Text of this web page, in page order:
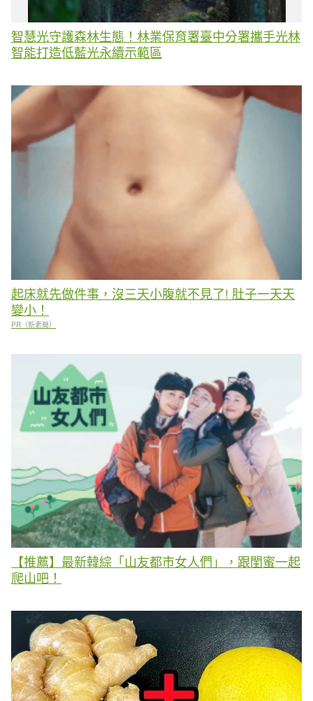
智慧光守護森林生態！林業保育署臺中分署攜手光林
智能打造低藍光永續示範區
起床就先做件事，沒三天小腹就不見了! 肚子一天天
變小！
PR（新素簡）
【推薦】最新韓綜「山友都市女人們」，跟閨蜜一起
爬山吧！